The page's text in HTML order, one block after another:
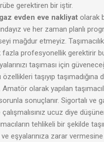
gerektiren bir iştir.
evden eve nakliyatolarak
ve her zaman planlı
mağdur etmeyiz. Taşımacılık
fazla profesyonellik gerektirir
taşıması için
taşıyıp taşımadığına
olarak yapılan
sonuçlanır. Sigortalı ve
ucuz diye
tehlikeli bir şekilde
eşyalarınıza zarar vermesine